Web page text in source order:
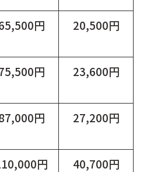
円 20,500円
円 23,600円
円 27,200円
円 40,700円